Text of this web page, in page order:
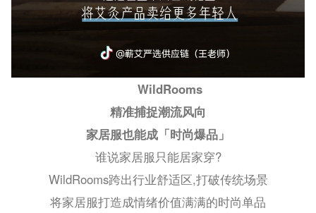
WildRooms
精准捕捉潮流风向
家居服也能成「时尚爆品」
谁说家居服只能居家穿?
WildRooms跨出行业舒适区,打破传统场景
将家居服打造成情绪价值满满的时尚单品